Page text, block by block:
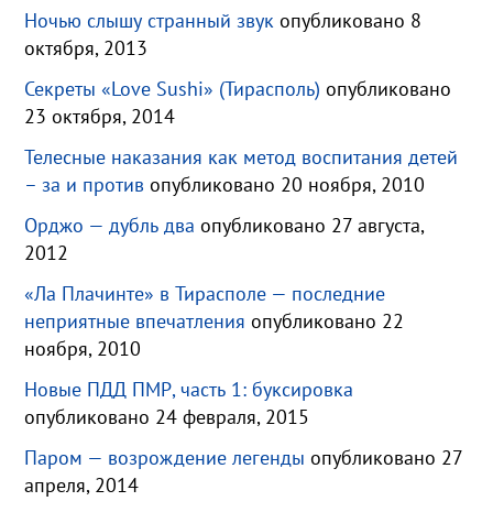
Ночью слышу странный звук опубликовано 8
октября, 2013
Секреты «Love Sushi» (Тирасполь) опубликовано
23 октября, 2014
Телесные наказания как метод воспитания детей
– за и против опубликовано 20 ноября, 2010
Орджо — дубль два опубликовано 27 августа,
2012
«Ла Плачинте» в Тирасполе — последние
неприятные впечатления опубликовано 22
ноября, 2010
Новые ПДД ПМР, часть 1: буксировка
опубликовано 24 февраля, 2015
Паром — возрождение легенды опубликовано 27
апреля, 2014